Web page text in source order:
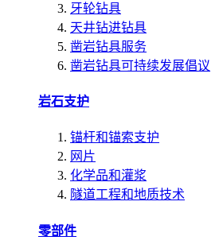
牙轮钻具
天井钻进钻具
凿岩钻具服务
凿岩钻具可持续发展倡议
岩石支护
锚杆和锚索支护
网片
化学品和灌浆
隧道工程和地质技术
零部件